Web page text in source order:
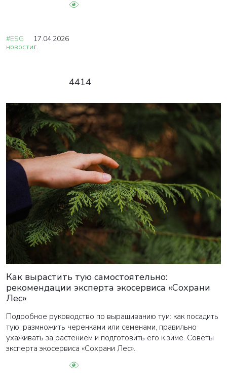
#ESG
новости
17.04.2026
г.
4414
Как вырастить тую самостоятельно:
рекомендации эксперта экосервиса «Сохрани
Лес»
Подробное руководство по выращиванию туи: как посадить
тую, размножить черенками или семенами, правильно
ухаживать за растением и подготовить его к зиме. Советы
эксперта экосервиса «Сохрани Лес».